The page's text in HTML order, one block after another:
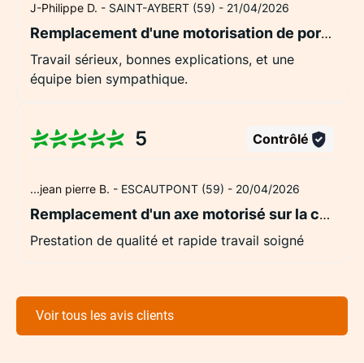
ont été réalisés avec soin, dans les délais
annoncés et avec un chantier laissé propre. Le
rapport qualité-prix est excellent et nos volets
fonctionnent désormais parfaitement. Un grand
n'hésiterons pas à faire de nouveau appel à leur
service.
J-Philippe D. - SAINT-AYBERT (59) - 21/04/2026
Remplacement d'une motorisation de portail sur la commune de Thivencelle.
Travail sérieux, bonnes explications, et une
équipe bien sympathique.
5 Contrôlé
...jean pierre B. - ESCAUTPONT (59) - 20/04/2026
Remplacement d'un axe motorisé sur la commune d'Escautpont.
Prestation de qualité et rapide travail soigné
Voir tous les avis clients